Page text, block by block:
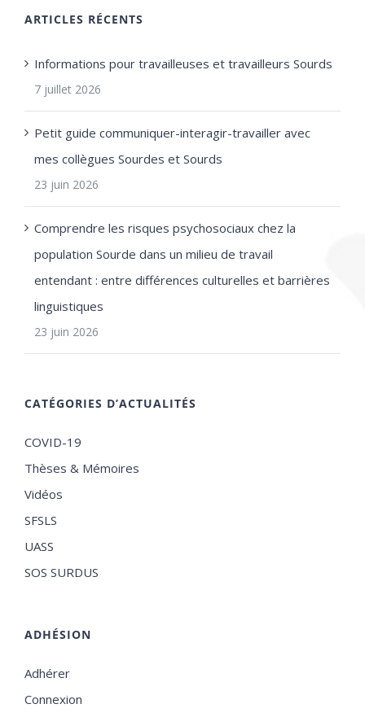
ARTICLES RÉCENTS
Informations pour travailleuses et travailleurs Sourds
7 juillet 2026
Petit guide communiquer-interagir-travailler avec
mes collègues Sourdes et Sourds
23 juin 2026
Comprendre les risques psychosociaux chez la
population Sourde dans un milieu de travail
entendant : entre différences culturelles et barrières
linguistiques
23 juin 2026
CATÉGORIES D’ACTUALITÉS
COVID-19
Thèses & Mémoires
Vidéos
SFSLS
UASS
SOS SURDUS
ADHÉSION
Adhérer
Connexion